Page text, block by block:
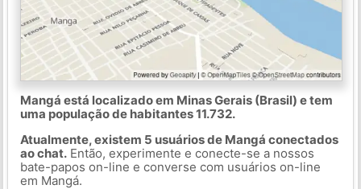
Mangá está localizado em Minas Gerais (Brasil) e tem
uma população de habitantes 11.732.
Atualmente, existem 5 usuários de Mangá conectados
ao chat.Então, experimente e conecte-se a nossos
bate-papos on-line e converse com usuários on-line
em Mangá.